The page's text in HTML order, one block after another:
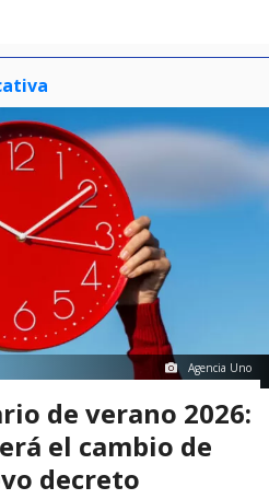
Agencia Uno
de verano 2026:
el cambio de
decreto